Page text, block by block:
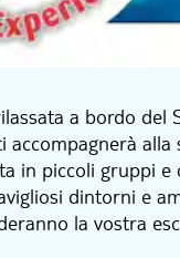
a bordo del
in piccoli gruppi
dintorni e
la vostra